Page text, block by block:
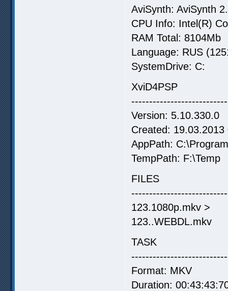
AviSynth: AviSynth
CPU Info: Intel(R)
RAM Total: 8104Mb
Language: RUS
SystemDrive: C:
XviD4PSP
Version: 5.10.330.0
Created: 19.03.2013
AppPath:
TempPath: F:\Temp
FILES
123.1080p.mkv >
123..WEBDL.mkv
TASK
Format: MKV
Duration: